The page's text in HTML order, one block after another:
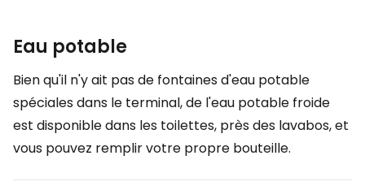
Eau potable
Bien qu'il n'y ait pas de fontaines d'eau potable
spéciales dans le terminal, de l'eau potable froide
est disponible dans les toilettes, près des lavabos, et
vous pouvez remplir votre propre bouteille.